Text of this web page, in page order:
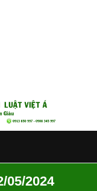
05/2024